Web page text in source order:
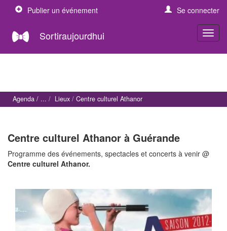
Publier un événement Se connecter
Sortiraujourdhui
Agenda Lieux Centre culturel Athanor
Centre culturel Athanor à Guérande
Programme des événements, spectacles et concerts à venir @
Centre culturel Athanor.